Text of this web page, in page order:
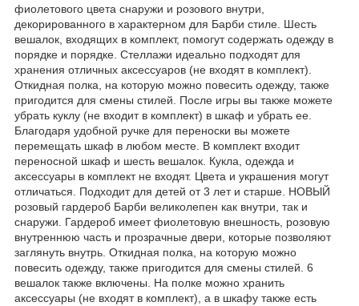
фиолетового цвета снаружи и розового внутри,
декорированного в характерном для Барби стиле. Шесть
вешалок, входящих в комплект, помогут содержать одежду в
порядке и порядке. Стеллажи идеально подходят для
хранения отличных аксессуаров (не входят в комплект).
Откидная полка, на которую можно повесить одежду, также
пригодится для смены стилей. После игры вы также можете
убрать куклу (не входит в комплект) в шкаф и убрать ее.
Благодаря удобной ручке для переноски вы можете
перемещать шкаф в любом месте. В комплект входит
переносной шкаф и шесть вешалок. Кукла, одежда и
аксессуары в комплект не входят. Цвета и украшения могут
отличаться. Подходит для детей от 3 лет и старше. НОВЫЙ
розовый гардероб Барби великолепен как внутри, так и
снаружи. Гардероб имеет фиолетовую внешность, розовую
внутреннюю часть и прозрачные двери, которые позволяют
заглянуть внутрь. Откидная полка, на которую можно
повесить одежду, также пригодится для смены стилей. 6
вешалок также включены. На полке можно хранить
аксессуары (не входят в комплект), а в шкафу также есть